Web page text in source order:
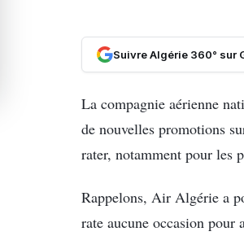
Suivre Algérie 360° sur
La compagnie aérienne
de nouvelles promotions
rater, notamment pour les
Rappelons, Air Algérie a
rate aucune occasion pour